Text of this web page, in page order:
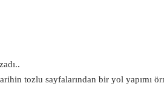
tozlu sayfalarından bir yol yapımı